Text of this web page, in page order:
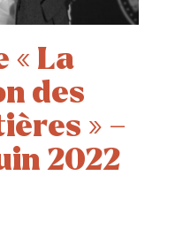
« La
des
» –
2022